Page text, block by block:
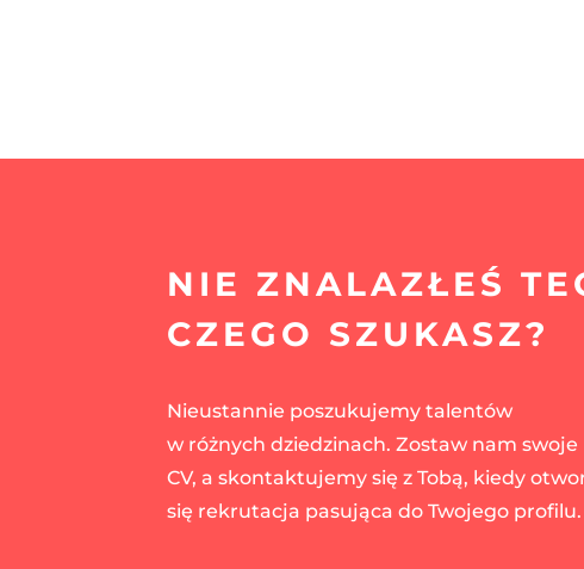
NIE ZNALAZŁEŚ
CZEGO SZUKASZ?
Nieustannie poszukujemy talentów
w różnych dziedzinach. Zostaw nam swoje
CV, a skontaktujemy się z Tobą, kiedy
się rekrutacja pasująca do Twojego profilu.